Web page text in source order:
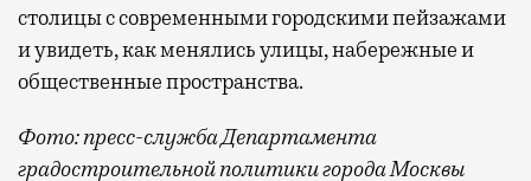
столицы с современными городскими пейзажами
и увидеть, как менялись улицы, набережные и
общественные пространства.
Фото: пресс-служба Департамента
градостроительной политики города Москвы